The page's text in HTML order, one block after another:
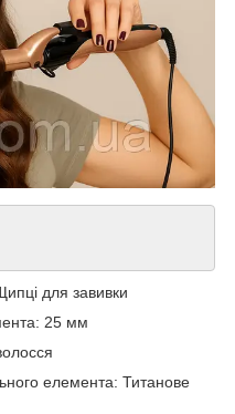
для завивки
25 мм
елемента: Титанове